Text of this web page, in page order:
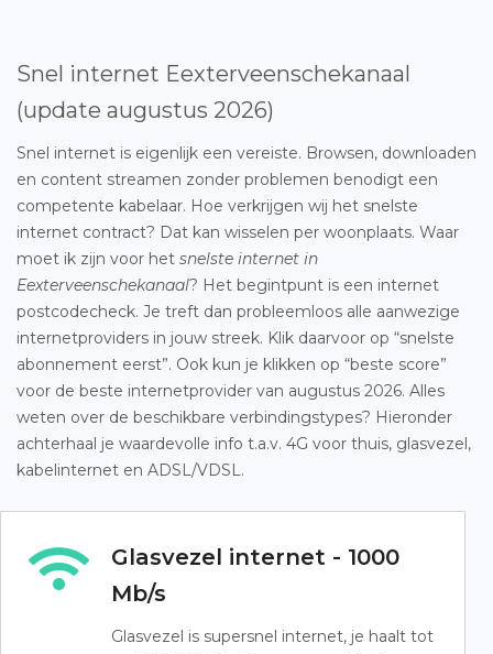
Snel internet Eexterveenschekanaal
(update augustus 2026)
Snel internet is eigenlijk een vereiste. Browsen, downloaden
en content streamen zonder problemen benodigt een
competente kabelaar. Hoe verkrijgen wij het snelste
internet contract? Dat kan wisselen per woonplaats. Waar
moet ik zijn voor het snelste internet in
Eexterveenschekanaal? Het begintpunt is een internet
postcodecheck. Je treft dan probleemloos alle aanwezige
internetproviders in jouw streek. Klik daarvoor op “snelste
abonnement eerst”. Ook kun je klikken op “beste score”
voor de beste internetprovider van augustus 2026. Alles
weten over de beschikbare verbindingstypes? Hieronder
achterhaal je waardevolle info t.a.v. 4G voor thuis, glasvezel,
kabelinternet en ADSL/VDSL.
Glasvezel internet - 1000
Mb/s
Glasvezel is supersnel internet, je haalt tot